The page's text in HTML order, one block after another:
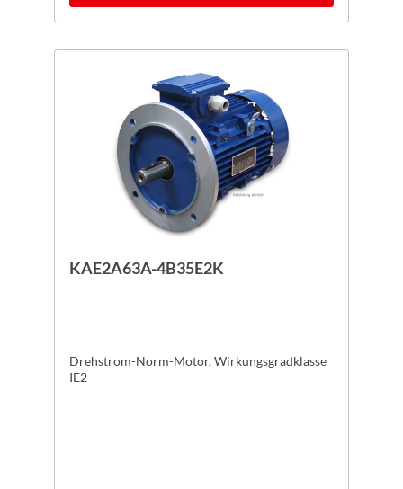
KAE2A63A-4B35E2K
Drehstrom-Norm-Motor, Wirkungsgradklasse
IE2